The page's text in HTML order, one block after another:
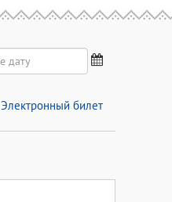
Электронный билет